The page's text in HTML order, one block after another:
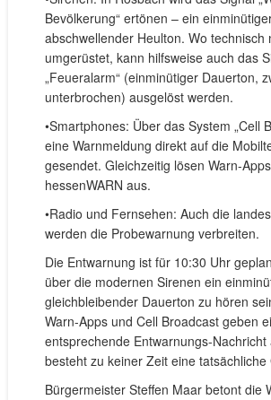
Bevölkerung“ ertönen – ein
abschwellender Heulton. Wo technisch
umgerüstet, kann hilfsweise auch das
„Feueralarm“ (einminütiger Dauerton,
unterbrochen) ausgelöst werden.
•Smartphones: Über das System „Cell
eine Warnmeldung direkt auf die
gesendet. Gleichzeitig lösen Warn-
hessenWARN aus.
•Radio und Fernsehen: Auch die
werden die Probewarnung verbreiten.
Die Entwarnung ist für 10:30 Uhr
über die modernen Sirenen ein
gleichbleibender Dauerton zu hören
Warn-Apps und Cell Broadcast geben
entsprechende Entwarnungs-Nachricht
besteht zu keiner Zeit eine tatsächliche
Bürgermeister Steffen Maar betont die